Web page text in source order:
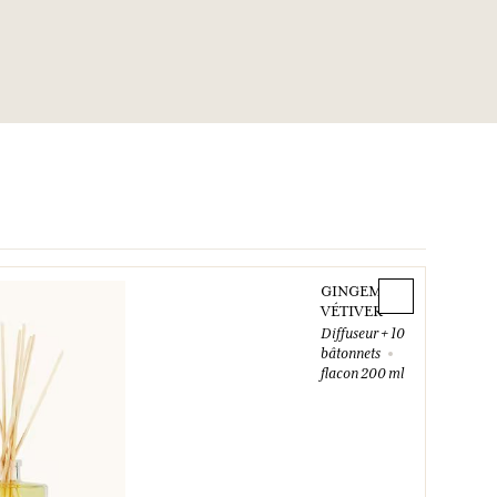
GINGEMBRE
VÉTIVER
Diffuseur + 10
bâtonnets
flacon 200 ml